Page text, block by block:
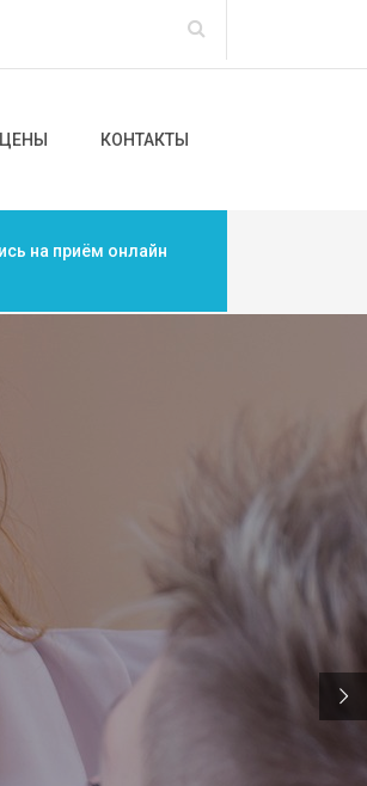
КОНТАКТЫ
на приём онлайн